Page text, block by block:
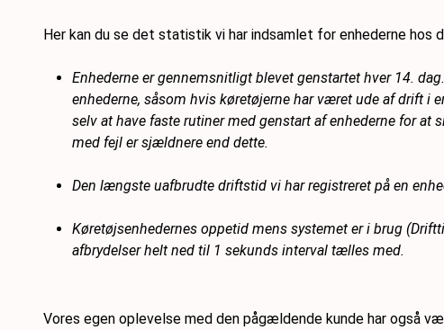
Her kan du se det statistik vi har indsamlet for enhederne
Enhederne er gennemsnitligt blevet genstartet hver 14.
enhederne, såsom hvis køretøjerne har været ude af drift i
selv at have faste rutiner med genstart af enhederne for at
med fejl er sjældnere end dette.
Den længste uafbrudte driftstid vi har registreret på en
Køretøjsenhedernes oppetid mens systemet er i brug
afbrydelser helt ned til 1 sekunds interval tælles med.
Vores egen oplevelse med den pågældende kunde har også